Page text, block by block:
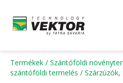
Termékek / Szántóföldi
szántóföldi termelés / Szárzúzók,